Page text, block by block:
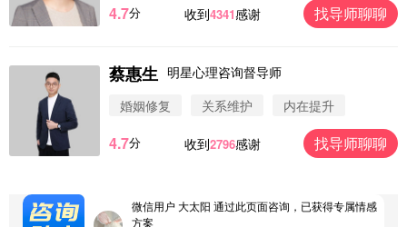
4.7分 收到4341感谢 找导师聊聊
蔡惠生 明星心理咨询督导师
婚姻修复
关系维护 内在提升
4.7分 收到2796感谢 找导师聊聊
微信用户 圆圈 通过此页面咨询，已获得专属情感方
浙江-杭州 183****4847
案
15分钟前
微信用户 大太阳 通过此页面咨询，已获得专属情感
微信用户 安康 通过此页面咨询，已获得专属情感方